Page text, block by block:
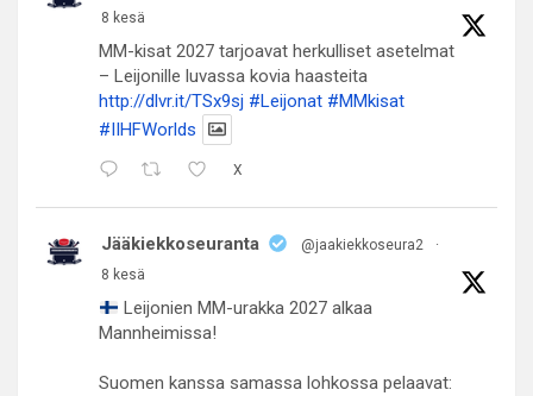
8 kesä
MM-kisat 2027 tarjoavat herkulliset asetelmat
– Leijonille luvassa kovia haasteita
http://dlvr.it/TSx9sj #Leijonat #MMkisat
#IIHFWorlds
X
Jääkiekkoseuranta @jaakiekkoseura2
·
8 kesä
Leijonien MM-urakka 2027 alkaa
Mannheimissa!
Suomen kanssa samassa lohkossa pelaavat: